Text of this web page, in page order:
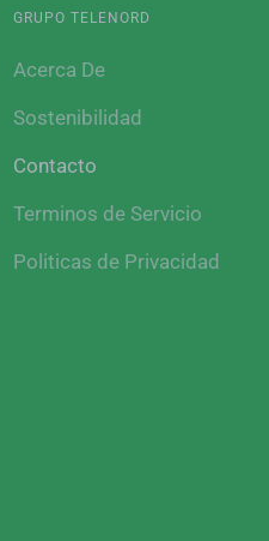
GRUPO TELENORD
Acerca De
Sostenibilidad
Contacto
Terminos de Servicio
Politicas de Privacidad